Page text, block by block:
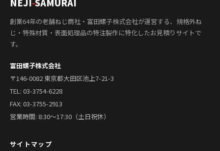
創業64年の老舗ねじ商社・富田螺子株式会社が運営する、規格外ね
じ・特殊材質・表面処理品の特注製作に特化したお見積りサイトで
す。
富田螺子株式会社
〒146-0082 東京都大田区池上7-21-3
TEL: 03-3754-6228
FAX: 03-3755-2913
営業時間: 8:30〜17:30（土日祝休）
サイトマップ